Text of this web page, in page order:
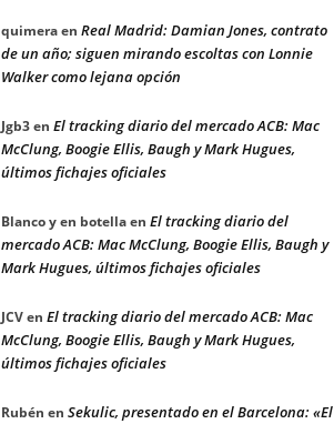
quimeraen Real Madrid: Damian Jones, contrato
de un año; siguen mirando escoltas con Lonnie
Walker como lejana opción
Jgb3en El tracking diario del mercado ACB: Mac
McClung, Boogie Ellis, Baugh y Mark Hugues,
últimos fichajes oficiales
Blanco y en botellaen El tracking diario del
mercado ACB: Mac McClung, Boogie Ellis, Baugh y
Mark Hugues, últimos fichajes oficiales
JCVen El tracking diario del mercado ACB: Mac
McClung, Boogie Ellis, Baugh y Mark Hugues,
últimos fichajes oficiales
Rubén en Sekulic, presentado en el Barcelona: «El